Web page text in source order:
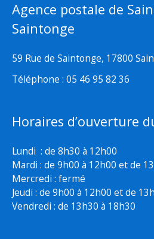
Agence postale de
Saintonge
59 Rue de Saintonge, 17800
Téléphone : 05 46 95 82 36
Horaires d’ouverture
Lundi : de 8h30 à 12h00
Mardi : de 9h00 à 12h00 et de
Mercredi : fermé
Jeudi : de 9h00 à 12h00 et de
Vendredi : de 13h30 à 18h30